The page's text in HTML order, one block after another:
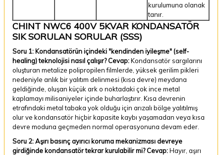
kurulumuna olanak
tanır.
CHINT NWC6 400V 5KVAR KONDANSATÖR
SIK SORULAN SORULAR (SSS)
Soru 1: Kondansatörün içindeki "kendinden iyileşme" (self-
healing) teknolojisi nasıl çalışır?Cevap:Kondansatör sargılarını
oluşturan metalize polipropilen filmlerde, yüksek gerilim pikleri
nedeniyle anlık bir yalıtım delinmesi (kısa devre) meydana
geldiğinde, oluşan küçük ark o noktadaki çok ince metal
kaplamayı milisaniyeler içinde buharlaştırır. Kısa devrenin
etrafındaki metal tabaka yok olduğu için arızalı bölge yalıtılmış
olur ve kondansatör hiçbir kapasite kaybı yaşamadan veya kısa
devre moduna geçmeden normal operasyonuna devam eder.
Soru 2: Aşırı basınç ayırıcı koruma mekanizması devreye
girdiğinde kondansatör tekrar kurulabilir mi?Cevap:Hayır, aşırı